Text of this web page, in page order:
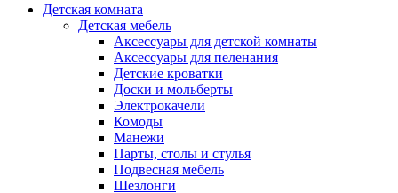
Детская комната
Детская мебель
Аксессуары для детской комнаты
Аксессуары для пеленания
Детские кроватки
Доски и мольберты
Электрокачели
Комоды
Манежи
Парты, столы и стулья
Подвесная мебель
Шезлонги